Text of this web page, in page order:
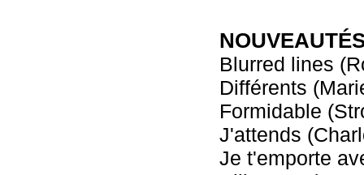
Blurred lines
Différents
Formidable
J'attends
Je t'emporte